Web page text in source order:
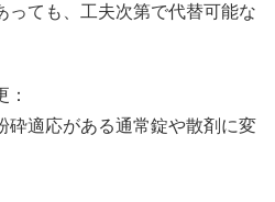
っても、工夫次第で代替可能な
砕適応がある通常錠や散剤に変